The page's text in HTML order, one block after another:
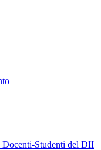
Docenti-Studenti del DII